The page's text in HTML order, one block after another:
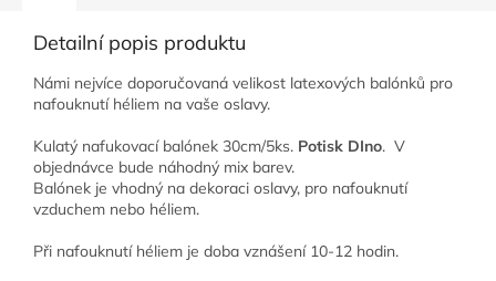
Detailní popis produktu
Námi nejvíce doporučovaná velikost latexových balónků pro
nafouknutí héliem na vaše oslavy.
Kulatý nafukovací balónek 30cm/5ks. Potisk DIno. V
objednávce bude náhodný mix barev.
Balónek je vhodný na dekoraci oslavy, pro nafouknutí
vzduchem nebo héliem.
Při nafouknutí héliem je doba vznášení 10-12 hodin.